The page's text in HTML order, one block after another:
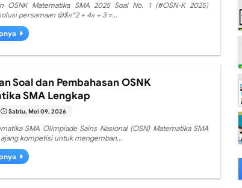
OSNK Matematika SMA 2025 Soal No. 1 (#OSN-K 2025)
persamaan @$𝑛^2 + 4𝑛 + 3 =…
Soal dan Pembahasan OSNK
SMA Lengkap
Sabtu, Mei 09, 2026
SMA Olimpiade Sains Nasional (OSN) Matematika SMA
kompetisi untuk mengemban…